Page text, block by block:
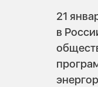
21
в